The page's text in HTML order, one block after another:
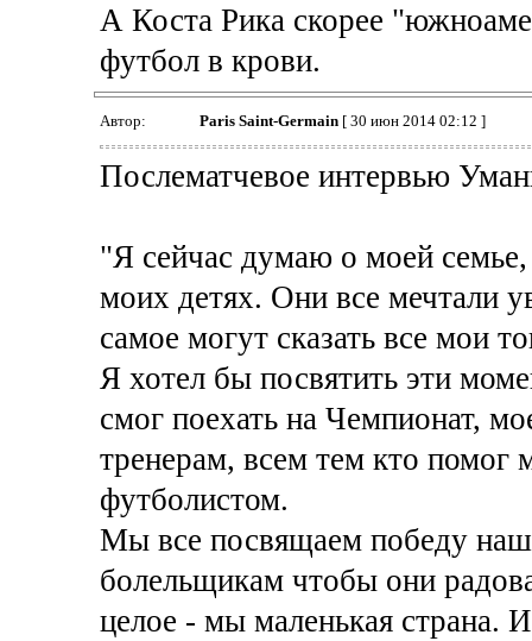
А Коста Рика скорее
футбол в крови.
Автор: Paris Saint-Germain[ 30 июн 2014 02:12 ]
Послематчевое интервью
"Я сейчас думаю о моей
моих детях. Они все мечтали
самое могут сказать все мои
Я хотел бы посвятить эти
смог поехать на Чемпионат,
тренерам, всем тем кто помог
футболистом.
Мы все посвящаем победу
болельщикам чтобы они
целое - мы маленькая страна.